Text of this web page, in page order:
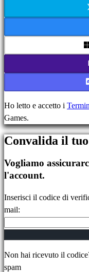
Gameplays
gioco
Guide
Forum
IDC
Plays
IDC
Assistenza
FAQ
Account
Registrati
Accedi
Hai
Ho letto e accetto i
Games.
Convalida il
Vogliamo
l'account.
Inserisci il codice di
mail:
Non hai ricevuto il
spam